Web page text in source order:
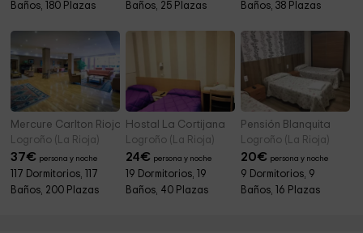
Baños, 180 Plazas
Baños, 25 Plazas
Baños, 38 Plazas
Mercure Carlton Rioja
Logroño (La Rioja)
37€ persona y noche
117 Dormitorios, 117
Baños, 200 Plazas
Hostal La Cortijana
Logroño (La Rioja)
24€ persona y noche
19 Dormitorios, 19
Baños, 40 Plazas
Pensión Blanquita
Logroño (La Rioja)
20€ persona y noche
9 Dormitorios, 9
Baños, 16 Plazas